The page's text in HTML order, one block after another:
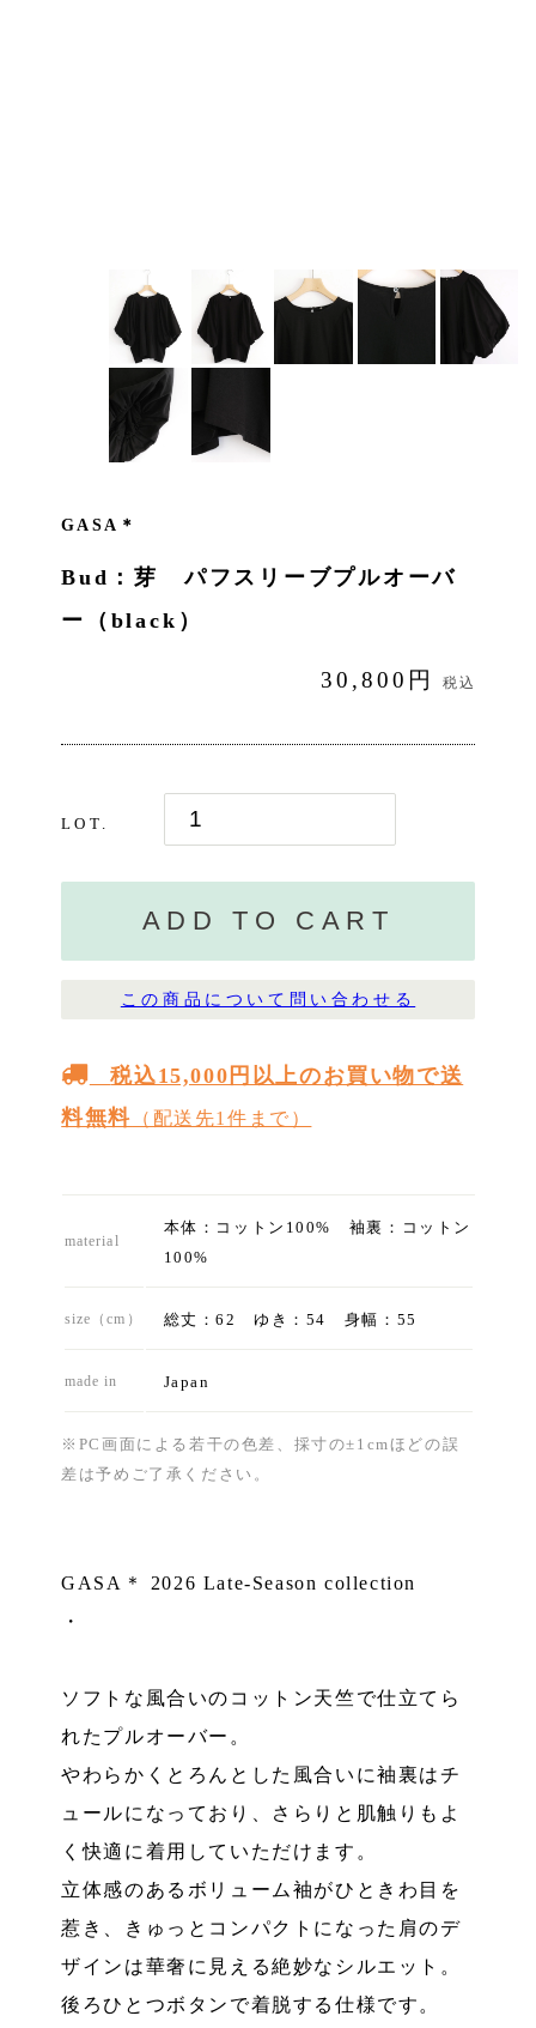
GASA＊
Bud：芽 パフスリーブプルオーバ
ー（black）
30,800円 税込
LOT.
ADD TO CART
この商品について問い合わせる
税込15,000円以上のお買い物で送
料無料 （配送先1件まで）
material
本体：コットン100% 袖裏：コットン
100%
size（cm） 総丈：62 ゆき：54 身幅：55
made in Japan
※PC画面による若干の色差、採寸の±1cmほどの誤
差は予めご了承ください。
GASA＊ 2026 Late-Season collection
・
ソフトな風合いのコットン天竺で仕立てら
れたプルオーバー。
やわらかくとろんとした風合いに袖裏はチ
ュールになっており、さらりと肌触りもよ
く快適に着用していただけます。
立体感のあるボリューム袖がひときわ目を
惹き、きゅっとコンパクトになった肩のデ
ザインは華奢に見える絶妙なシルエット。
後ろひとつボタンで着脱する仕様です。